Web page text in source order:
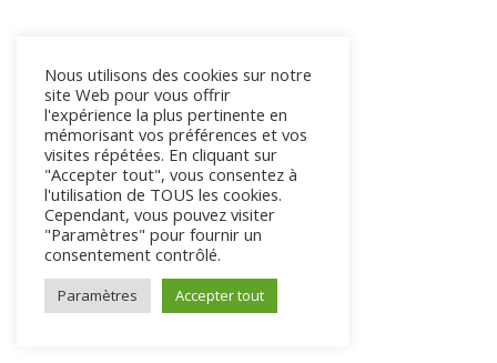
Nous utilisons des cookies sur notre
site Web pour vous offrir
l'expérience la plus pertinente en
mémorisant vos préférences et vos
visites répétées. En cliquant sur
"Accepter tout", vous consentez à
l'utilisation de TOUS les cookies.
Cependant, vous pouvez visiter
"Paramètres" pour fournir un
consentement contrôlé.
Paramètres Accepter tout